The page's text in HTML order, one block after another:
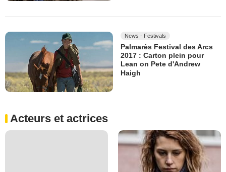
News - Festivals
Palmarès Festival des Arcs
2017 : Carton plein pour
Lean on Pete d'Andrew
Haigh
Acteurs et actrices